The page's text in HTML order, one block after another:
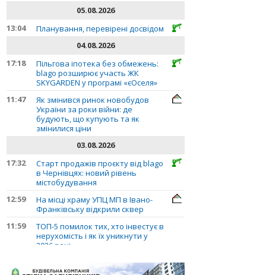
05.08.2026
13:04
Планування, перевірені досвідом
04.08.2026
17:18
Пільгова іпотека без обмежень:
blago розширює участь ЖК
SKYGARDEN у програмі «єОселя»
11:47
Як змінився ринок новобудов
України за роки війни: де
будують, що купують та як
змінилися ціни
03.08.2026
17:32
Старт продажів проєкту від blago
в Чернівцях: новий рівень
містобудування
12:59
На місці храму УПЦ МП в Івано-
Франківську відкрили сквер
11:59
ТОП-5 помилок тих, хто інвестує в
нерухомість і як їх уникнути у
2026 році
Планування, перевірені досвідом